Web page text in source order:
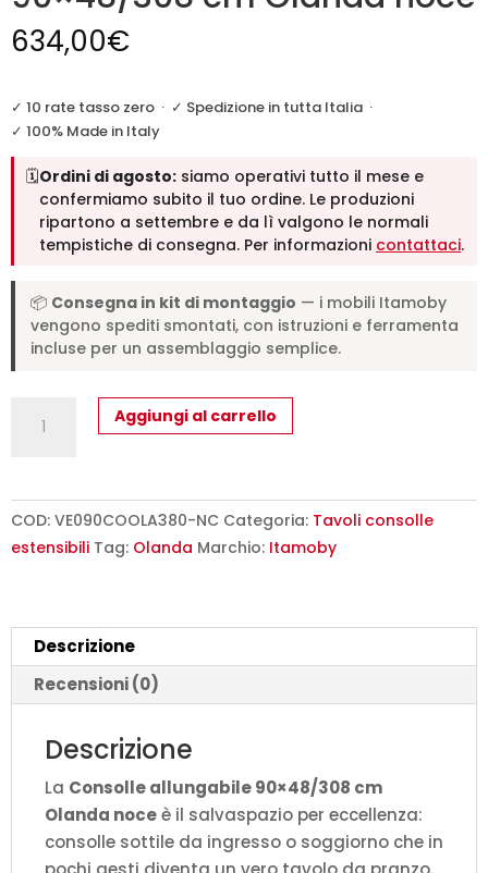
634,00€
✓ 10 rate tasso zero · ✓ Spedizione in tutta Italia ·
✓ 100% Made in Italy
🗓️Ordini di agosto: siamo operativi tutto il mese e
confermiamo subito il tuo ordine. Le produzioni
ripartono a settembre e da lì valgono le normali
tempistiche di consegna. Per informazioni contattaci.
📦 Consegna in kit di montaggio — i mobili Itamoby
vengono spediti smontati, con istruzioni e ferramenta
incluse per un assemblaggio semplice.
allungabile
Olanda
noce
Aggiungi al carrello
COD: VE090COOLA380-NC Categoria: Tavoli consolle
estensibili Tag: Olanda Marchio: Itamoby
Descrizione
Recensioni (0)
Descrizione
La Consolle allungabile 90×48/308 cm
Olanda noceè il salvaspazio per eccellenza:
consolle sottile da ingresso o soggiorno che in